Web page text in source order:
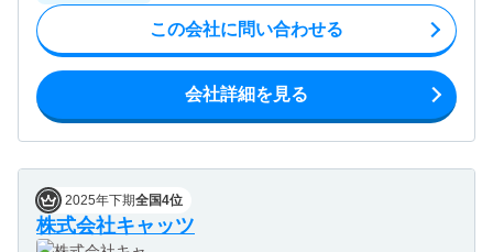
この会社に問い合わせる
会社詳細を見る
2025年下期全国4位
株式会社キャッツ